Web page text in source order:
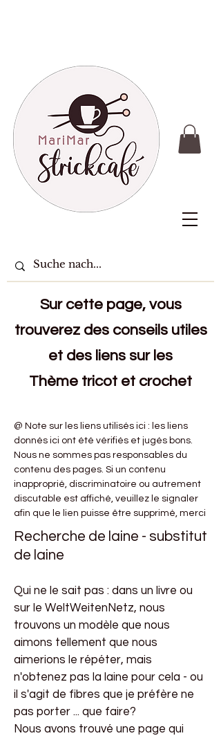
Sur cette page, vous
trouverez des conseils utiles
et des liens sur les
Thème tricot et crochet
@ Note sur les liens utilisés ici : les liens
donnés ici ont été vérifiés et jugés bons.
Nous ne sommes pas responsables du
contenu des pages. Si un contenu
inapproprié, discriminatoire ou autrement
discutable est affiché, veuillez le signaler
afin que le lien puisse être supprimé, merci
Recherche de laine - substitut
de laine
Qui ne le sait pas : dans un livre ou
sur le WeltWeitenNetz, nous
trouvons un modèle que nous
aimons tellement que nous
aimerions le répéter, mais
n'obtenez pas la laine pour cela - ou
il s'agit de fibres que je préfère ne
pas porter ... que faire?
Nous avons trouvé une page qui